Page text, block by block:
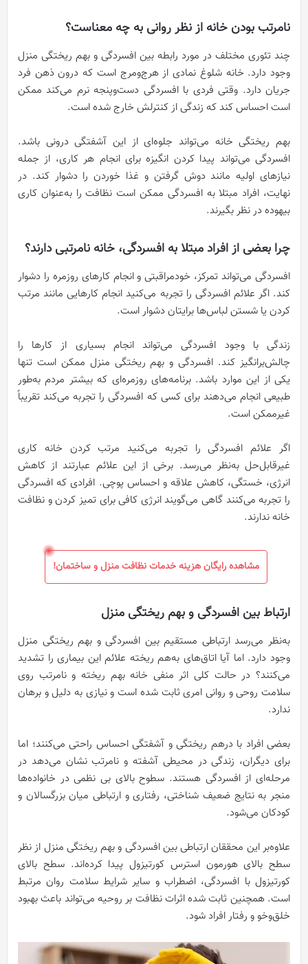
نامرتب بودن خانه از نظر روانی به چه معناست؟
چند تئوری مختلف در مورد رابطه بین افسردگی و بهم ریختگی منزل
وجود دارد. خانه شلوغ نمادی از هرج‌ومرج است که درون ذهن فرد
جریان دارد. وقتی فردی با افسردگی دست‌وپنجه نرم می‌کند ممکن
است احساس کند که زندگی از کنترلش خارج شده است.
بهم ریختگی خانه می‌تواند جلوه‌ای از این آشفتگی درونی باشد.
افسردگی می‌تواند پیدا کردن انگیزه برای انجام هر کاری، از جمله
نیازهای اولیه مانند دوش گرفتن و غذا خوردن را دشوار کند. در
نهایت، افراد مبتلا به افسردگی ممکن است نظافت را به‌عنوان کاری
بیهوده در نظر بگیرند.
چرا بعضی از افراد مبتلا به افسردگی، خانه نامرتبی دارند؟
افسردگی می‌تواند تمرکز، خودمراقبتی و انجام کارهای روزمره را دشوار
کند. اگر علائم افسردگی را تجربه می‌کنید انجام کارهایی مانند مرتب
کردن یا شستن لباس‌ها برایتان دشوار است.
زندگی با وجود افسردگی می‌تواند انجام بسیاری از کارها را
چالش‌برانگیز کند. افسردگی و بهم ریختگی منزل ممکن است تنها
یکی از این موارد باشد. برنامه‌های روزمره‌ای که بیشتر مردم به‌طور
طبیعی انجام می‌دهند برای کسی که افسردگی را تجربه می‌کند تقریباً
غیرممکن است.
اگر علائم افسردگی را تجربه می‌کنید مرتب کردن خانه کاری
غیرقابل‌حل به‌نظر می‌رسد. برخی از این علائم عبارتند از کاهش
انرژی، خستگی، کاهش علاقه و احساس پوچی. افرادی که افسردگی
را تجربه می‌کنند گاهی می‌گویند انرژی کافی برای تمیز کردن و نظافت
خانه ندارند.
مشاهده رایگان هزینه خدمات نظافت منزل و ساختمان!
ارتباط بین افسردگی و بهم ریختگی منزل
به‌نظر می‌رسد ارتباطی مستقیم بین افسردگی و بهم ریختگی منزل
وجود دارد. اما آیا اتاق‌های به‌هم ریخته علائم این بیماری را تشدید
می‌کنند؟ در حالت کلی اثر منفی خانه بهم ریخته و نامرتب روی
سلامت روحی و روانی امری ثابت شده است و نیازی به دلیل و برهان
ندارد.
بعضی افراد با درهم ریختگی و آشفتگی احساس راحتی می‌کنند؛ اما
برای دیگران، زندگی در محیطی آشفته و نامرتب نشان می‌دهد در
مرحله‌ای از افسردگی هستند. سطوح بالای بی نظمی در خانواده‌ها
منجر به نتایج ضعیف شناختی، رفتاری و ارتباطی میان بزرگسالان و
کودکان می‌شود.
علاوه‌بر این محققان ارتباطی بین افسردگی و بهم ریختگی منزل از نظر
سطح بالای هورمون استرس کورتیزول پیدا کرده‌اند. سطح بالای
کورتیزول با افسردگی، اضطراب و سایر شرایط سلامت روان مرتبط
است. همچنین ثابت شده اثرات نظافت بر روحیه می‌تواند باعث بهبود
خلق‌وخو و رفتار افراد شود.